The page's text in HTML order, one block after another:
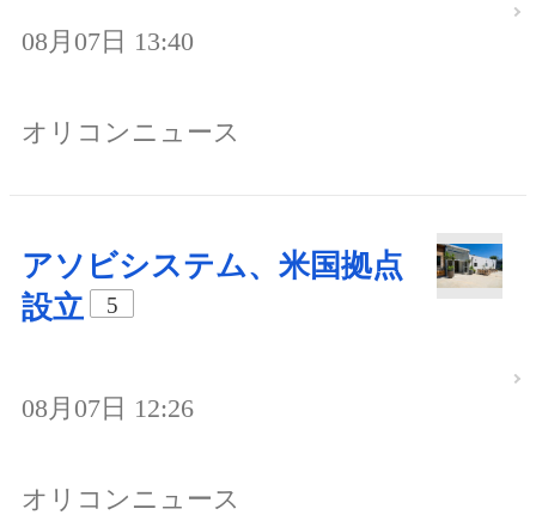
08月07日 13:40
オリコンニュース
アソビシステム、米国拠点
設立
5
08月07日 12:26
オリコンニュース